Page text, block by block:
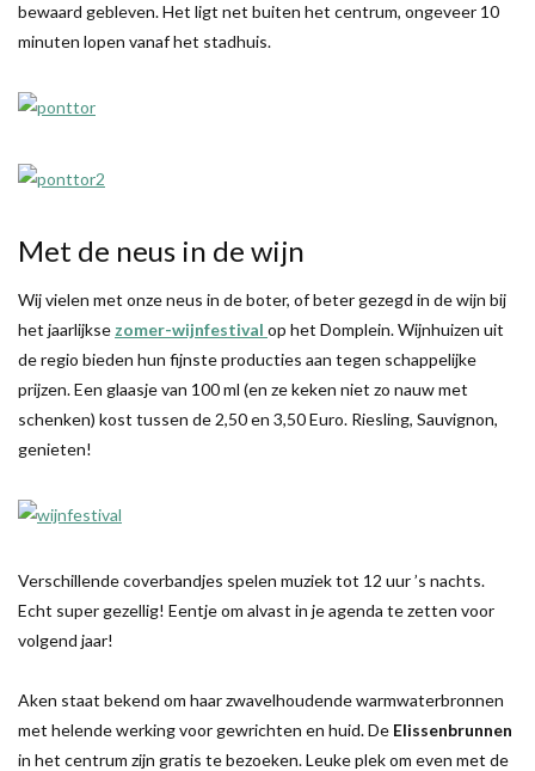
bewaard gebleven. Het ligt net buiten het centrum, ongeveer 10
minuten lopen vanaf het stadhuis.
Met de neus in de wijn
Wij vielen met onze neus in de boter, of beter gezegd in de wijn bij
het jaarlijkse zomer-wijnfestival op het Domplein. Wijnhuizen uit
de regio bieden hun fijnste producties aan tegen schappelijke
prijzen. Een glaasje van 100 ml (en ze keken niet zo nauw met
schenken) kost tussen de 2,50 en 3,50 Euro. Riesling, Sauvignon,
genieten!
Verschillende coverbandjes spelen muziek tot 12 uur ’s nachts.
Echt super gezellig! Eentje om alvast in je agenda te zetten voor
volgend jaar!
Aken staat bekend om haar zwavelhoudende warmwaterbronnen
met helende werking voor gewrichten en huid. De Elissenbrunnen
in het centrum zijn gratis te bezoeken. Leuke plek om even met de